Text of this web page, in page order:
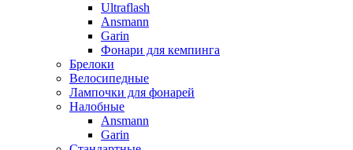
Ultraflash
Ansmann
Garin
Фонари для кемпинга
Брелоки
Велосипедные
Лампочки для фонарей
Налобные
Ansmann
Garin